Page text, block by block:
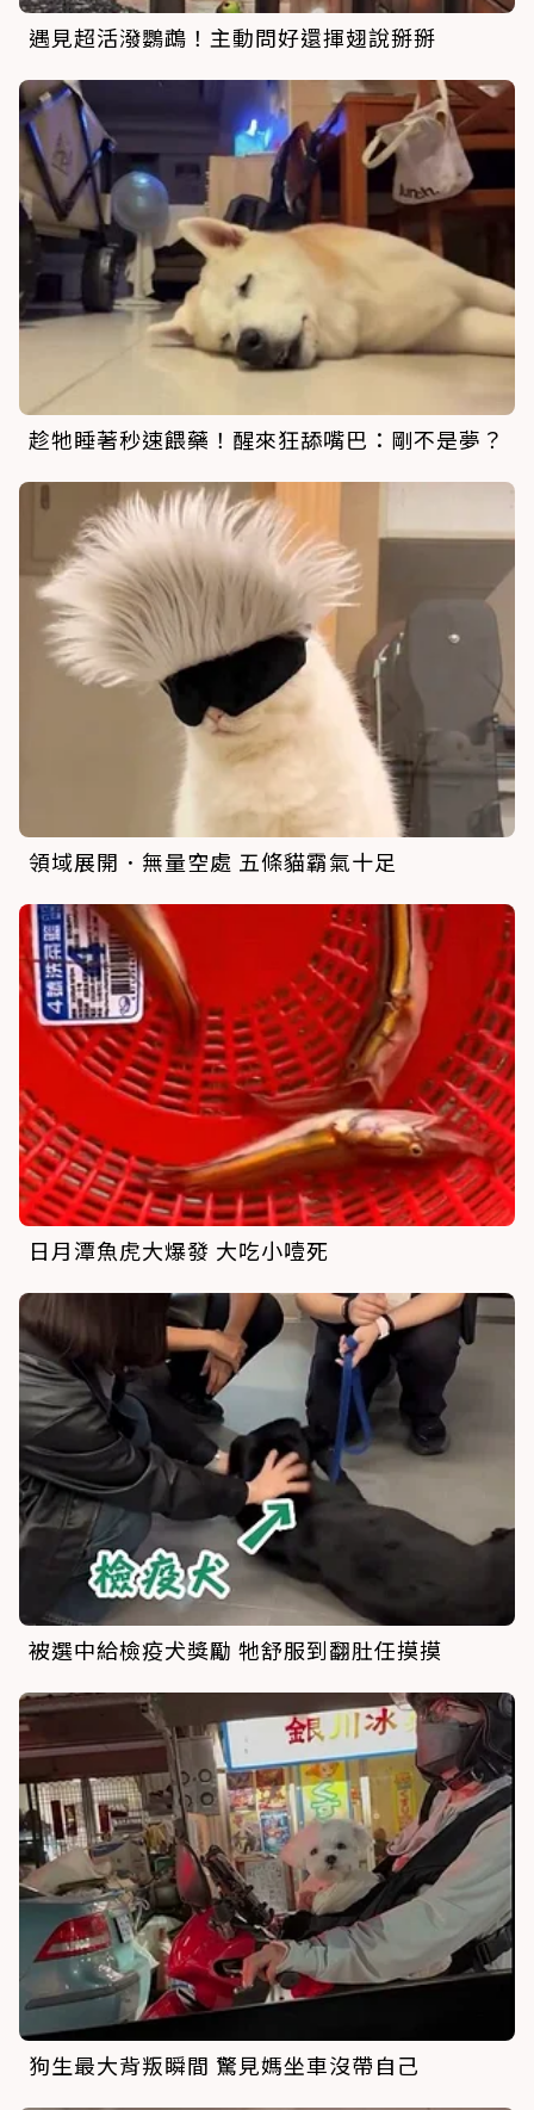
遇見超活潑鸚鵡！主動問好還揮翅說掰掰
趁牠睡著秒速餵藥！醒來狂舔嘴巴：剛不是夢？
領域展開．無量空處 五條貓霸氣十足
日月潭魚虎大爆發 大吃小噎死
被選中給檢疫犬獎勵 牠舒服到翻肚任摸摸
狗生最大背叛瞬間 驚見媽坐車沒帶自己